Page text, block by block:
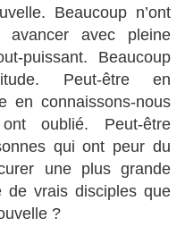
Beaucoup n’ont
avancer avec pleine
puissant. Beaucoup
Peut-être en
en connaissons-nous
oublié. Peut-être
qui ont peur du
une plus grande
de vrais disciples que
?